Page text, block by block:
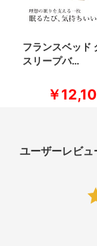
フランスベッド
スリープバ…
￥
ユーザーレビュ